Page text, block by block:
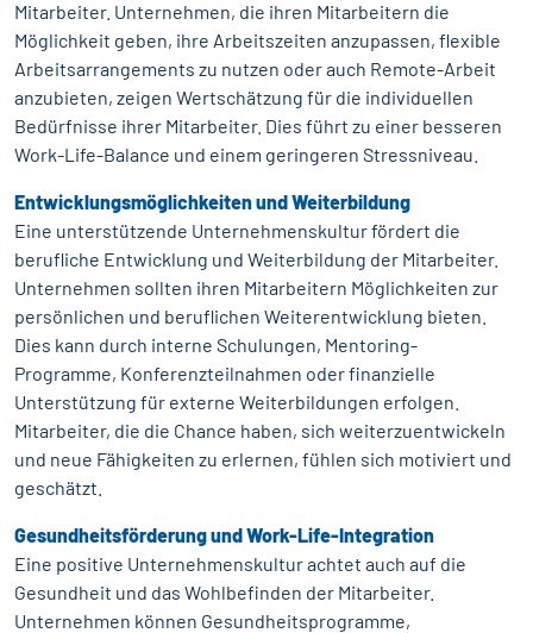
Mitarbeiter. Unternehmen, die ihren Mitarbeitern die
Möglichkeit geben, ihre Arbeitszeiten anzupassen, flexible
Arbeitsarrangements zu nutzen oder auch Remote-Arbeit
anzubieten, zeigen Wertschätzung für die individuellen
Bedürfnisse ihrer Mitarbeiter. Dies führt zu einer besseren
Work-Life-Balance und einem geringeren Stressniveau.
Entwicklungsmöglichkeiten und Weiterbildung
Eine unterstützende Unternehmenskultur fördert die
berufliche Entwicklung und Weiterbildung der Mitarbeiter.
Unternehmen sollten ihren Mitarbeitern Möglichkeiten zur
persönlichen und beruflichen Weiterentwicklung bieten.
Dies kann durch interne Schulungen, Mentoring-
Programme, Konferenzteilnahmen oder finanzielle
Unterstützung für externe Weiterbildungen erfolgen.
Mitarbeiter, die die Chance haben, sich weiterzuentwickeln
und neue Fähigkeiten zu erlernen, fühlen sich motiviert und
geschätzt.
Gesundheitsförderung und Work-Life-Integration
Eine positive Unternehmenskultur achtet auch auf die
Gesundheit und das Wohlbefinden der Mitarbeiter.
Unternehmen können Gesundheitsprogramme,